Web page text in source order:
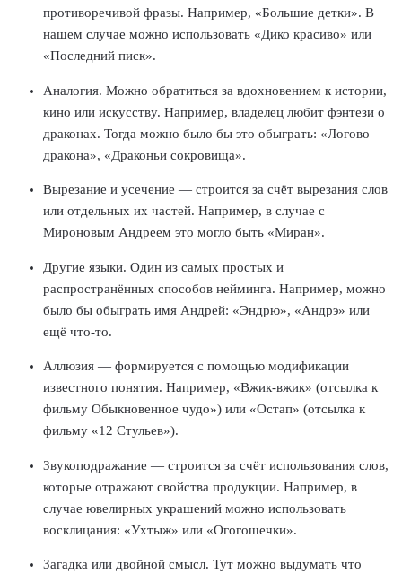
противоречивой фразы. Например, «Большие детки». В
нашем случае можно использовать «Дико красиво» или
«Последний писк».
Аналогия. Можно обратиться за вдохновением к истории,
кино или искусству. Например, владелец любит фэнтези о
драконах. Тогда можно было бы это обыграть: «Логово
дракона», «Драконьи сокровища».
Вырезание и усечение — строится за счёт вырезания слов
или отдельных их частей. Например, в случае с
Мироновым Андреем это могло быть «Миран».
Другие языки. Один из самых простых и
распространённых способов нейминга. Например, можно
было бы обыграть имя Андрей: «Эндрю», «Андрэ» или
ещё что-то.
Аллюзия — формируется с помощью модификации
известного понятия. Например, «Вжик-вжик» (отсылка к
фильму Обыкновенное чудо») или «Остап» (отсылка к
фильму «12 Стульев»).
Звукоподражание — строится за счёт использования слов,
которые отражают свойства продукции. Например, в
случае ювелирных украшений можно использовать
восклицания: «Ухтыж» или «Огогошечки».
Загадка или двойной смысл. Тут можно выдумать что